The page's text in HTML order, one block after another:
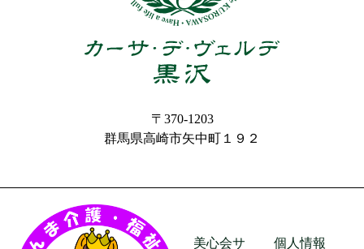
〒370-1203
群馬県高崎市矢中町１９２
美心会サ 個人情報